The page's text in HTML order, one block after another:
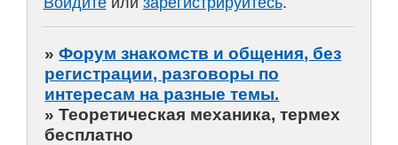
»Форум знакомств и общения, без
регистрации, разговоры по
интересам на разные темы.
»Теоретическая механика, термех
бесплатно